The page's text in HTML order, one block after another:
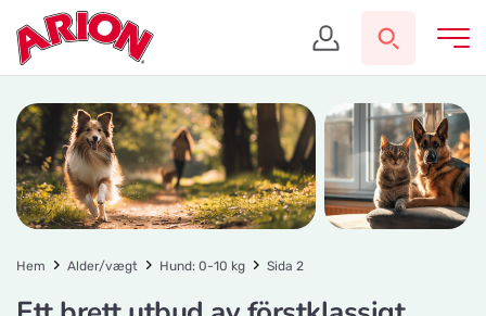
Hem Alder/vægt Hund: 0-10 kg Sida 2